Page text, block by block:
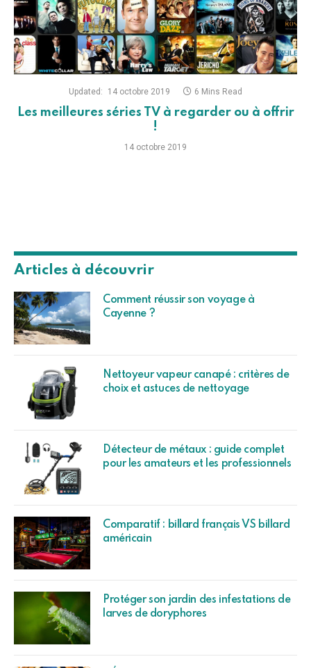
Updated: 14 octobre 2019 6 Mins Read
Les meilleures séries TV à regarder ou à offrir
!
14 octobre 2019
Articles à découvrir
Comment réussir son voyage à
Cayenne ?
Nettoyeur vapeur canapé : critères de
choix et astuces de nettoyage
Détecteur de métaux : guide complet
pour les amateurs et les professionnels
Comparatif : billard français VS billard
américain
Protéger son jardin des infestations de
larves de doryphores